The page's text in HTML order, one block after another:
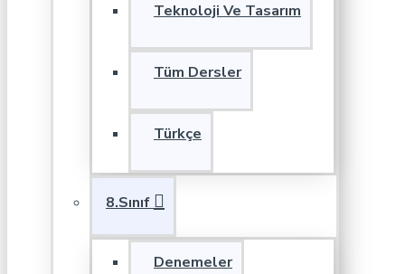
Teknoloji Ve Tasarım
Tüm Dersler
Türkçe
8.Sınıf
Denemeler